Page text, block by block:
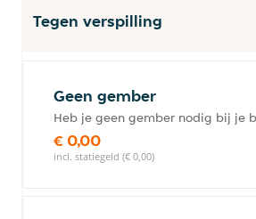
Tegen verspilling
Geen gember
Heb je geen gember nodig bij je
€ 0,00
incl. statiegeld (€ 0,00)